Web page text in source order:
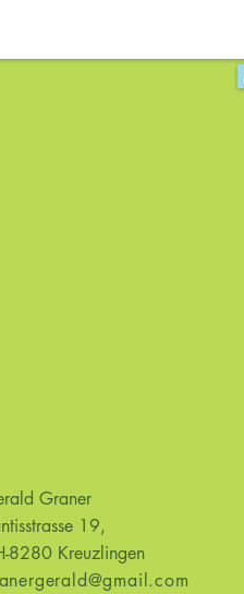
Graner
19,
8280 Kreuzlingen